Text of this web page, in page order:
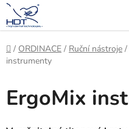
Přejít
na
obsah
Domů
/ ORDINACE / Ruční nástroje /
instrumenty
ErgoMix